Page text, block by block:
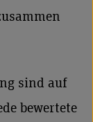
sind auf
bewertete